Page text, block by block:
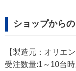
ショップから
【製造元：オリエ
受注数量:1～10台